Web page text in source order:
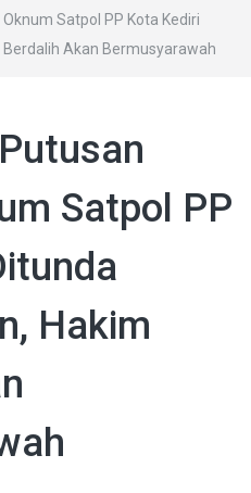
Satpol PP Kota Kediri
Berdalih Akan Bermusyarawah
Satpol PP
Hakim